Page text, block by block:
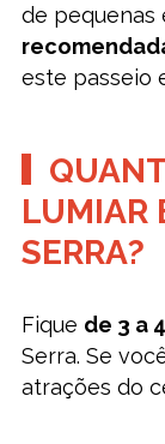
de pequenas
este passeio
LUMIAR
SERRA?
Fique de 3 a
Serra. Se
atrações do